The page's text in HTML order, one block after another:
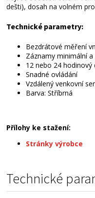
dešti), dosah na volném
Technické parametry:
Bezdrátové měření
Záznamy minimální
12 nebo 24 hodinový
Snadné ovládání
Vzdálený venkovní
Barva: Stříbrná
Přílohy ke stažení:
Stránky výrobce
Technické